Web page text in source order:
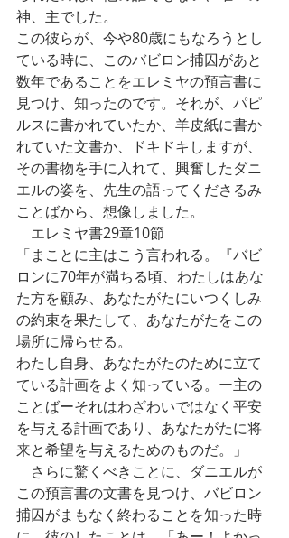
神、主でした。
この彼らが、今や80歳にもなろうとし
ている時に、このバビロン捕囚があと
数年であることをエレミヤの預言書に
見つけ、知ったのです。それが、パピ
ルスに書かれていたか、羊皮紙に書か
れていた文書か、ドキドキしますが、
その書物を手に入れて、興奮したダニ
エルの姿を、先生の語ってくださるみ
ことばから、想像しました。
エレミヤ書29章10節
「まことに主はこう言われる。『バビ
ロンに70年が満ちる頃、わたしはあな
た方を顧み、あなたがたにいつくしみ
の約束を果たして、あなたがたをこの
場所に帰らせる。
わたし自身、あなたがたのために立て
ている計画をよく知っている。ー主の
ことばーそれはわざわいではなく平安
を与える計画であり、あなたがたに将
来と希望を与えるためのものだ。」
さらに驚くべきことに、ダニエルが
この預言書の文書を見つけ、バビロン
捕囚がまもなく終わることを知った時